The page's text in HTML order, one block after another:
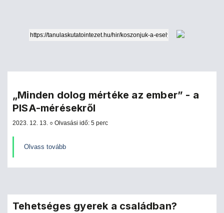
„Minden dolog mértéke az ember” - a
PISA-mérésekről
2023. 12. 13. ○ Olvasási idő: 5 perc
Olvass tovább
Tehetséges gyerek a családban?